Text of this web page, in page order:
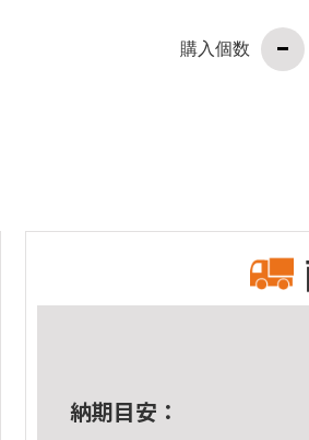
購入個数
納期目安：